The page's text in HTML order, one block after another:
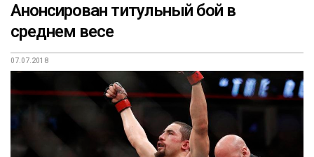
Анонсирован титульный бой в
среднем весе
07.07.2018